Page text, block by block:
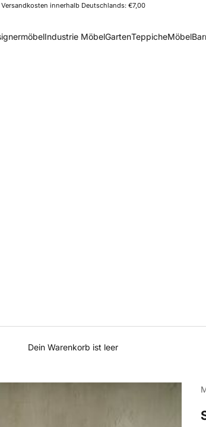
Versandkosten innerhalb Deutschlands: €7,00
Industrie MöbelGartenTeppicheMöbel
Dein Warenkorb ist leer